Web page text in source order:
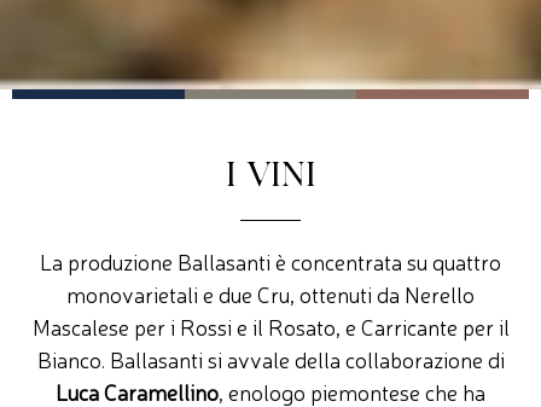
I VINI
La produzione Ballasanti è concentrata su quattro
monovarietali e due Cru, ottenuti da Nerello
Mascalese per i Rossi e il Rosato, e Carricante per il
Bianco. Ballasanti si avvale della collaborazione di
Luca Caramellino , enologo piemontese che ha